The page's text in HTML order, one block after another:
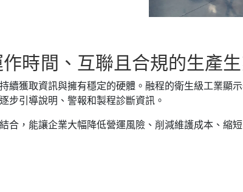
時間、互聯且合規的生產
續獲取資訊與擁有穩定的硬體。融程的衛生級工業顯
步引導說明、警報和製程診斷資訊。
合，能讓企業大幅降低營運風險、削減維護成本、縮